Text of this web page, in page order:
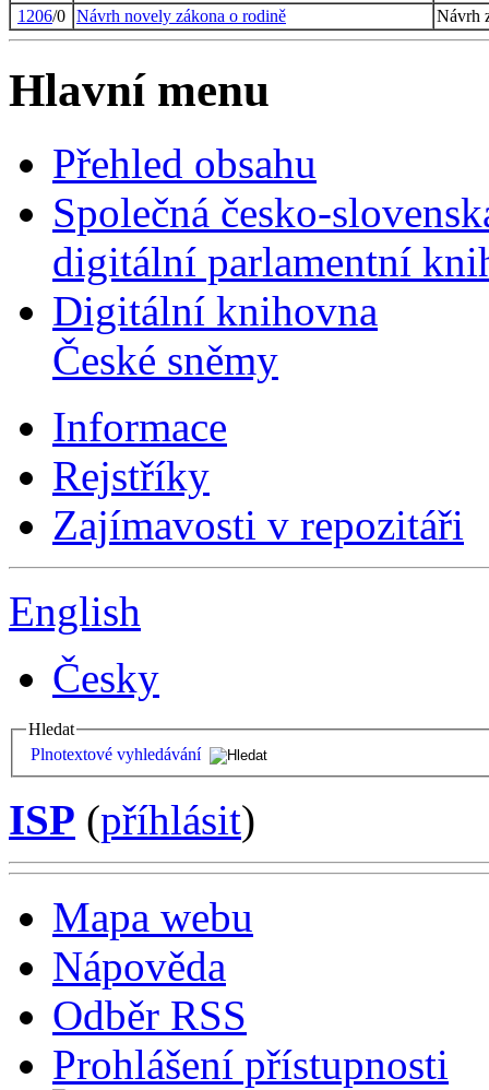
1206/0 Návrh novely zákona o rodině Návrh
Hlavní menu
Přehled obsahu
Společná česko-
digitální parlamentní
Digitální knihovna
České sněmy
Informace
Rejstříky
Zajímavosti v repozitáři
English
Česky
Hledat
Plnotextové vyhledávání
ISP (příhlásit)
Mapa webu
Nápověda
Odběr RSS
Prohlášení přístupnosti